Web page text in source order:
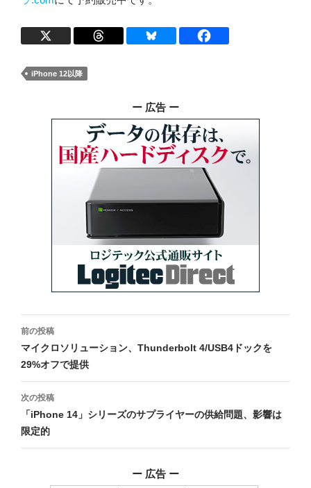
iPhone 12以降
ー 広告 ー
投
稿
ナ
ビ
ゲ
ー
前の投稿
マイクロソリューション、Thunderbolt 4/USB4ドックを
29%オフで提供
次の投稿
「iPhone 14」シリーズのサプライヤーの供給問題、影響は
限定的
ー 広告 ー